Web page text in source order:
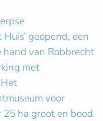
geopend, een
van Robbrecht
met
voor
ha groot en bood